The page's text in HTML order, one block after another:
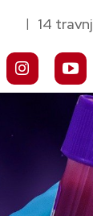
| 14